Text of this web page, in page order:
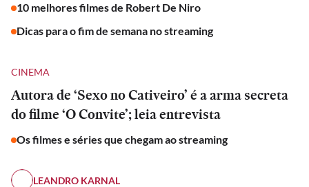
10 melhores filmes de Robert De Niro
Dicas para o fim de semana no streaming
CINEMA
Autora de ‘Sexo no Cativeiro’ é a arma secreta
do filme ‘O Convite’; leia entrevista
Os filmes e séries que chegam ao streaming
LEANDRO KARNAL